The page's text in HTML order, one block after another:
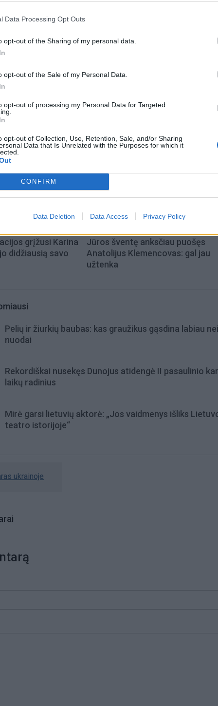
Data Processing Opt Outs
opt-out of the Sharing of my personal data.
opt-out of the Sale of my Personal Data.
opt-out of processing my Personal Data for Targeted
opt-out of Collection, Use, Retention, Sale, and/or Sharing
Data that Is Unrelated with the Purposes for which it
CONFIRM
Data Deletion Data Access Privacy Policy
gynybos ministras Borisas Pistoriusas sakė, kad
ateinančius du ar tris mėnesius bus pristatyta daugiau
grįžusi Karina
didžiausią savo
Jūros šventę anksčiau puošęs
Anatolijus Klemencovas: gal jau
užtenka
Pelių ir žiurkių baubas: kas graužikus gąsdina labiau nei
nuodai
Rekordiškai nusekęs Dunojus atidengė II pasaulinio
laikų radinius
Mirė garsi lietuvių aktorė: „Jos vaidmenys išliks
teatro istorijoje“
ukrainoje